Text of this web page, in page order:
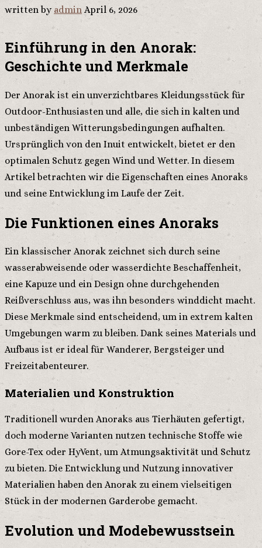
written by admin April 6, 2026
Einführung in den Anorak:
Geschichte und Merkmale
Der Anorak ist ein unverzichtbares Kleidungsstück für
Outdoor-Enthusiasten und alle, die sich in kalten und
unbeständigen Witterungsbedingungen aufhalten.
Ursprünglich von den Inuit entwickelt, bietet er den
optimalen Schutz gegen Wind und Wetter. In diesem
Artikel betrachten wir die Eigenschaften eines Anoraks
und seine Entwicklung im Laufe der Zeit.
Die Funktionen eines Anoraks
Ein klassischer Anorak zeichnet sich durch seine
wasserabweisende oder wasserdichte Beschaffenheit,
eine Kapuze und ein Design ohne durchgehenden
Reißverschluss aus, was ihn besonders winddicht macht.
Diese Merkmale sind entscheidend, um in extrem kalten
Umgebungen warm zu bleiben. Dank seines Materials und
Aufbaus ist er ideal für Wanderer, Bergsteiger und
Freizeitabenteurer.
Materialien und Konstruktion
Traditionell wurden Anoraks aus Tierhäuten gefertigt,
doch moderne Varianten nutzen technische Stoffe wie
Gore-Tex oder HyVent, um Atmungsaktivität und Schutz
zu bieten. Die Entwicklung und Nutzung innovativer
Materialien haben den Anorak zu einem vielseitigen
Stück in der modernen Garderobe gemacht.
Evolution und Modebewusstsein